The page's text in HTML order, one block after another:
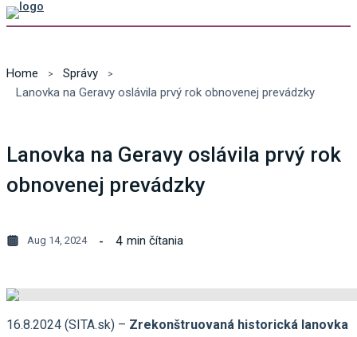
Home
Správy
Lanovka na Geravy oslávila prvý rok obnovenej prevádzky
Lanovka na Geravy oslávila prvý rok
obnovenej prevádzky
Aug 14, 2024 4 min čítania
16.8.2024 (SITA.sk) – Zrekonštruovaná historická lanovka